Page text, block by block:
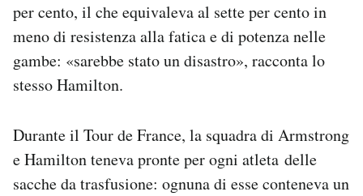
per cento, il che equivaleva al sette per cento in
meno di resistenza alla fatica e di potenza nelle
gambe: «sarebbe stato un disastro», racconta lo
stesso Hamilton.
Durante il Tour de France, la squadra di Armstrong
e Hamilton teneva pronte per ogni atleta delle
sacche da trasfusione: ognuna di esse conteneva un